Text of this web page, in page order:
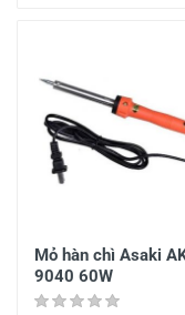
Mỏ hàn chì Asaki
9040 60W